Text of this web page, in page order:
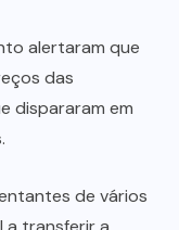
alertaram que
das
dispararam em
de vários